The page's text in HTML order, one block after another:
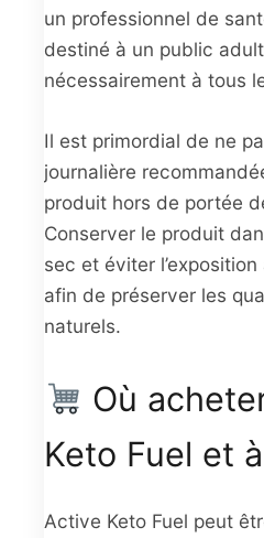
un professionnel de
destiné à un public
nécessairement à tous
Il est primordial de ne
journalière
produit hors de portée
Conserver le produit
sec et éviter
afin de préserver les
naturels.
Où
Keto Fuel et
Active Keto Fuel peut